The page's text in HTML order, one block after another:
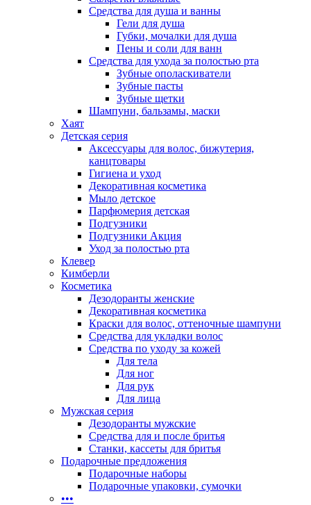
Средства для душа и ванны
Гели для душа
Губки, мочалки для душа
Пены и соли для ванн
Средства для ухода за полостью рта
Зубные ополаскиватели
Зубные пасты
Зубные щетки
Шампуни, бальзамы, маски
Хаят
Детская серия
Аксессуары для волос, бижутерия,
канцтовары
Гигиена и уход
Декоративная косметика
Мыло детское
Парфюмерия детская
Подгузники
Подгузники Акция
Уход за полостью рта
Клевер
Кимберли
Косметика
Дезодоранты женские
Декоративная косметика
Краски для волос, оттеночные шампуни
Средства для укладки волос
Средства по уходу за кожей
Для тела
Для ног
Для рук
Для лица
Мужская серия
Дезодоранты мужские
Средства для и после бритья
Станки, кассеты для бритья
Подарочные предложения
Подарочные наборы
Подарочные упаковки, сумочки
•••